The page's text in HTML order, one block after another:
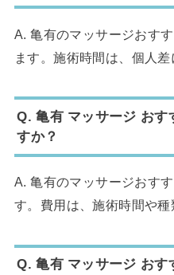
A. 亀有のマッサージおす
ます。施術時間は、個人差
Q. 亀有 マッサージ おす
すか？
A. 亀有のマッサージおす
す。費用は、施術時間や種
Q. 亀有 マッサージ おす